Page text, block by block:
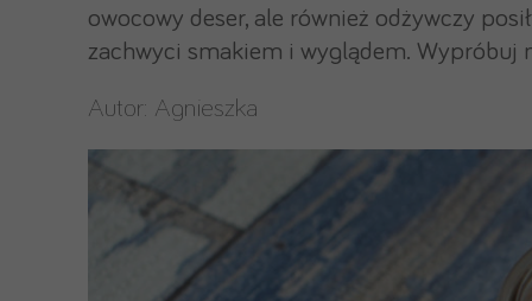
owocowy deser, ale również odżywczy
zachwyci smakiem i wyglądem. Wypróbuj
Autor: Agnieszka